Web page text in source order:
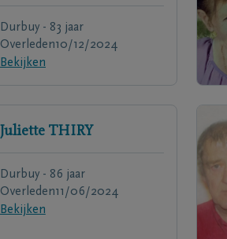
Durbuy - 83 jaar
Overleden10/12/2024
Bekijken
Juliette THIRY
Durbuy - 86 jaar
Overleden11/06/2024
Bekijken